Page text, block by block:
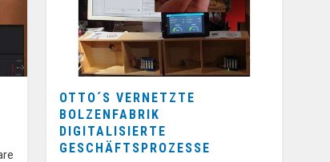
OTTO´S VERNETZTE
BOLZENFABRIK
DIGITALISIERTE
GESCHÄFTSPROZESSE